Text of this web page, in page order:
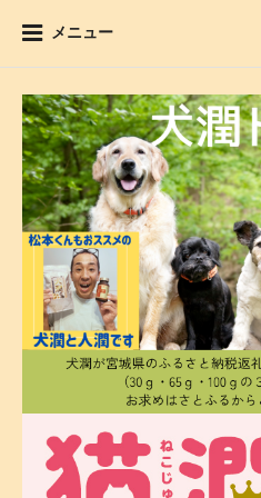
メニュー